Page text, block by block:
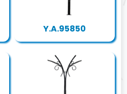
Y.A.95850